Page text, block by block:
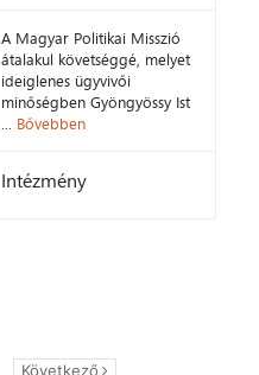
A Magyar Politikai Misszió
átalakul követséggé, melyet
ideiglenes ügyvivői
minőségben Gyöngyössy Ist
... Bővebben
Intézmény
Következő